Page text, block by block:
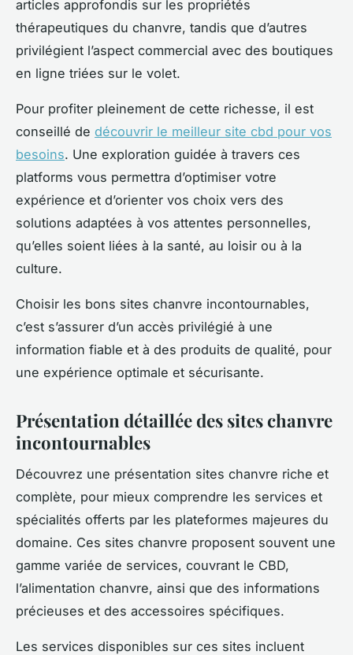
articles approfondis sur les propriétés
thérapeutiques du chanvre, tandis que d’autres
privilégient l’aspect commercial avec des boutiques
en ligne triées sur le volet.
Pour profiter pleinement de cette richesse, il est
conseillé de découvrir le meilleur site cbd pour vos
besoins. Une exploration guidée à travers ces
platforms vous permettra d’optimiser votre
expérience et d’orienter vos choix vers des
solutions adaptées à vos attentes personnelles,
qu’elles soient liées à la santé, au loisir ou à la
culture.
Choisir les bons sites chanvre incontournables,
c’est s’assurer d’un accès privilégié à une
information fiable et à des produits de qualité, pour
une expérience optimale et sécurisante.
Présentation détaillée des sites chanvre
incontournables
Découvrez une présentation sites chanvre riche et
complète, pour mieux comprendre les services et
spécialités offerts par les plateformes majeures du
domaine. Ces sites chanvre proposent souvent une
gamme variée de services, couvrant le CBD,
l’alimentation chanvre, ainsi que des informations
précieuses et des accessoires spécifiques.
Les services disponibles sur ces sites incluent